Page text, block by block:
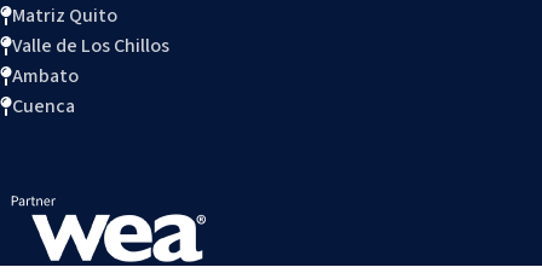
Matriz Quito
Valle de Los Chillos
Ambato
Cuenca